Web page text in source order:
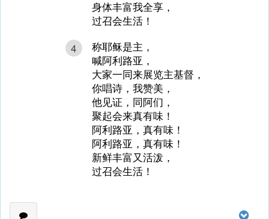
身体丰富我全享，
过召会生活！
4
称耶稣是主，
喊阿利路亚，
大家一同来展览主基督，
你唱诗，我赞美，
他见证，同阿们，
聚起会来真有味！
阿利路亚，真有味！
阿利路亚，真有味！
新鲜丰富又活泼，
过召会生活！